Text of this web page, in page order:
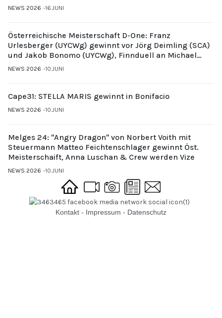
NEWS 2026 16.JUNI
Österreichische Meisterschaft D-One: Franz
Urlesberger (UYCWg) gewinnt vor Jörg Deimling (SCA)
und Jakob Bonomo (UYCWg), Finnduell an Michael
Gubi (UYCMo)
NEWS 2026 10.JUNI
Cape31: STELLA MARIS gewinnt in Bonifacio
NEWS 2026 10.JUNI
Melges 24: "Angry Dragon" von Norbert Voith mit
Steuermann Matteo Feichtenschlager gewinnt Öst.
Meisterschaift, Anna Luschan & Crew werden Vize
NEWS 2026 10.JUNI
Kontakt - Impressum - Datenschutz